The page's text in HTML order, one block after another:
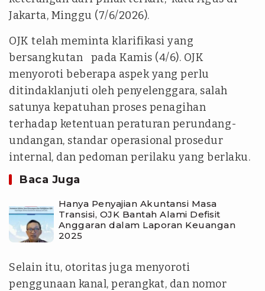
Jakarta, Minggu (7/6/2026).
OJK telah meminta klarifikasi yang
bersangkutan pada Kamis (4/6). OJK
menyoroti beberapa aspek yang perlu
ditindaklanjuti oleh penyelenggara, salah
satunya kepatuhan proses penagihan
terhadap ketentuan peraturan perundang-
undangan, standar operasional prosedur
internal, dan pedoman perilaku yang berlaku.
Baca Juga
Hanya Penyajian Akuntansi Masa
Transisi, OJK Bantah Alami Defisit
Anggaran dalam Laporan Keuangan
2025
Selain itu, otoritas juga menyoroti
penggunaan kanal, perangkat, dan nomor